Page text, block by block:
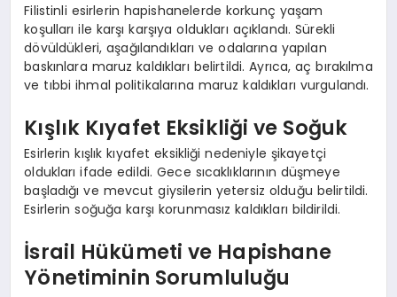
Filistinli esirlerin hapishanelerde korkunç yaşam
koşulları ile karşı karşıya oldukları açıklandı. Sürekli
dövüldükleri, aşağılandıkları ve odalarına yapılan
baskınlara maruz kaldıkları belirtildi. Ayrıca, aç bırakılma
ve tıbbi ihmal politikalarına maruz kaldıkları vurgulandı.
Kışlık Kıyafet Eksikliği ve Soğuk
Esirlerin kışlık kıyafet eksikliği nedeniyle şikayetçi
oldukları ifade edildi. Gece sıcaklıklarının düşmeye
başladığı ve mevcut giysilerin yetersiz olduğu belirtildi.
Esirlerin soğuğa karşı korunmasız kaldıkları bildirildi.
İsrail Hükümeti ve Hapishane
Yönetiminin Sorumluluğu